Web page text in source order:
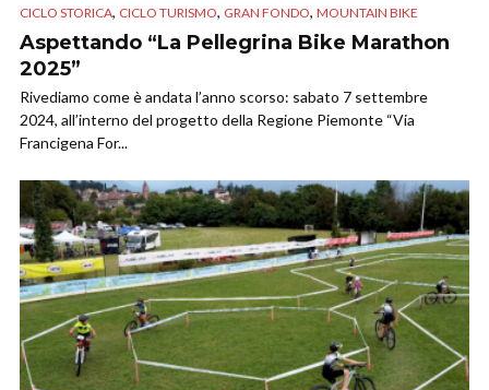
CICLO STORICA, CICLO TURISMO, GRAN FONDO, MOUNTAIN BIKE
Aspettando “La Pellegrina Bike Marathon
2025”
Rivediamo come è andata l’anno scorso: sabato 7 settembre
2024, all’interno del progetto della Regione Piemonte “Via
Francigena For...